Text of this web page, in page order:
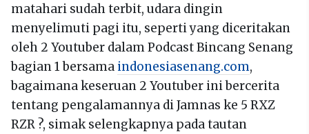
matahari sudah terbit, udara dingin
menyelimuti pagi itu, seperti yang diceritakan
oleh 2 Youtuber dalam Podcast Bincang Senang
bagian 1 bersama indonesiasenang.com,
bagaimana keseruan 2 Youtuber ini bercerita
tentang pengalamannya di Jamnas ke 5 RXZ
RZR ?, simak selengkapnya pada tautan